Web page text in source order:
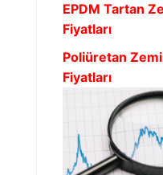
EPDM Tartan
Fiyatları
Poliüretan
Fiyatları